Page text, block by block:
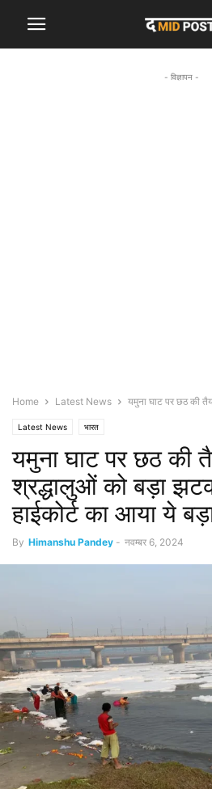
- विज्ञापन -
Home Latest News यमुना घाट पर छठ की
Latest News भारत
यमुना घाट पर छठ की
श्रद्धालुओं को बड़ा
हाईकोर्ट का आया ये
By Himanshu Pandey - नवम्बर 6, 2024